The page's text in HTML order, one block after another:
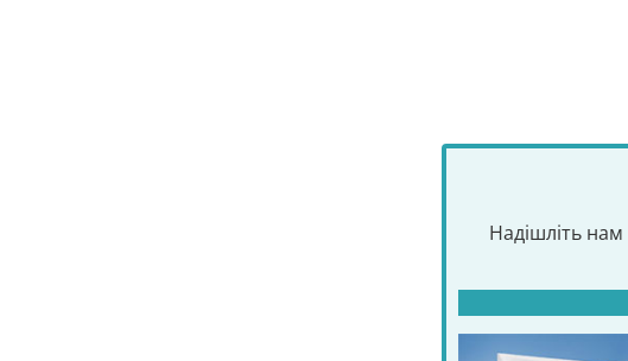
Надішліть нам